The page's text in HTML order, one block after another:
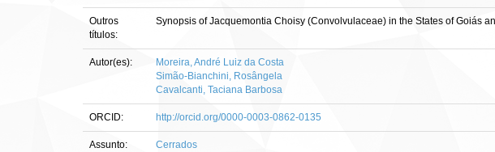
Outros
títulos:
Synopsis of Jacquemontia Choisy (Convolvulaceae) in the States of Goiás
Autor(es):
Moreira, André Luiz da Costa
Simão-Bianchini, Rosângela
Cavalcanti, Taciana Barbosa
ORCID: http://orcid.org/0000-0003-0862-0135
Assunto:
Cerrados